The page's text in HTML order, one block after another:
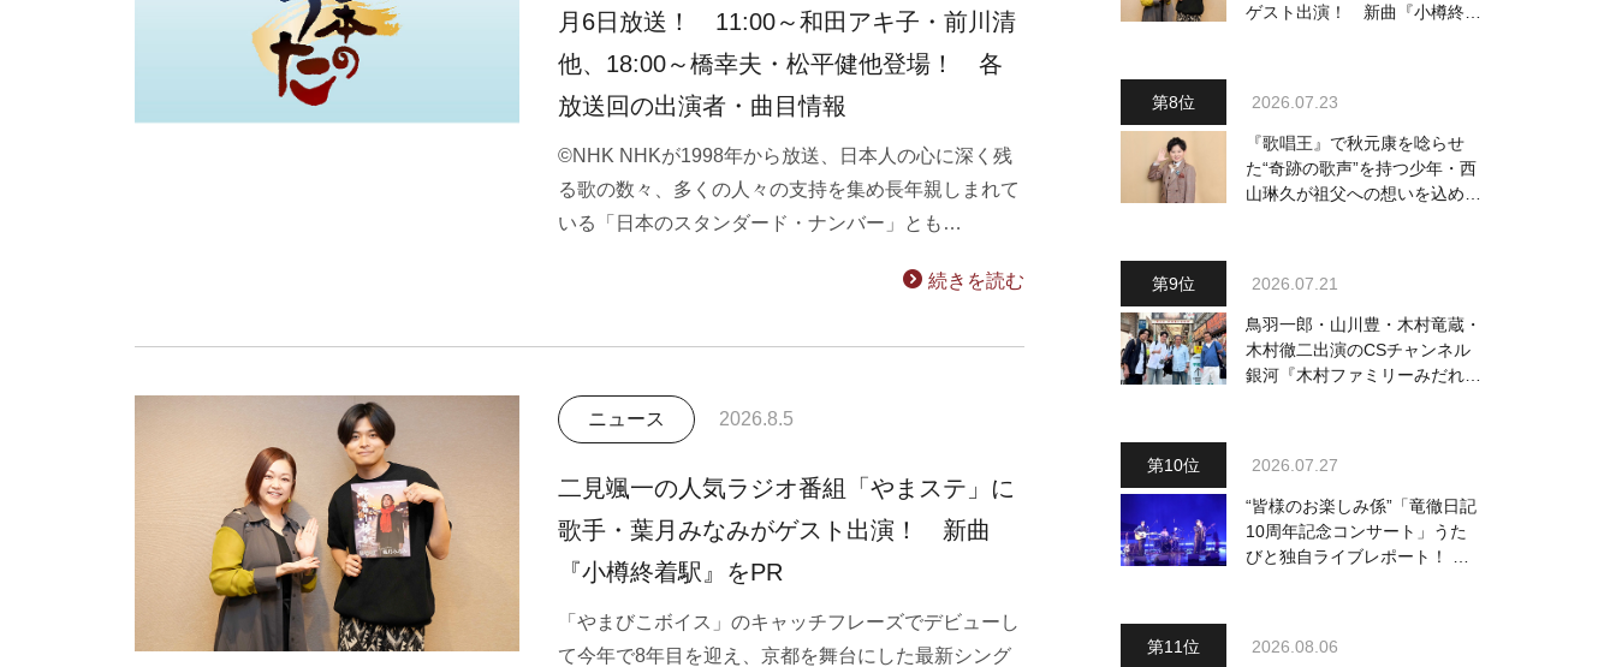
月6日放送！ 11:00～和田アキ子・前川清
他、18:00～橋幸夫・松平健他登場！ 各
放送回の出演者・曲目情報
©NHK NHKが1998年から放送、日本人の心に深く残
る歌の数々、多くの人々の支持を集め長年親しまれて
いる「日本のスタンダード・ナンバー」とも…
続きを読む
ニュース 2026.8.5
二見颯一の人気ラジオ番組「やまステ」に
歌手・葉月みなみがゲスト出演！ 新曲
『小樽終着駅』をPR
「やまびこボイス」のキャッチフレーズでデビューし
て今年で8年目を迎え、京都を舞台にした最新シング
ゲスト出演！ 新曲『小樽終着
2026.07.23
『歌唱王』で秋元康を唸らせ
た“奇跡の歌声”を持つ少年・西
山琳久が祖父への想いを込めた
いちゃんとの絆を歌った曲を聴
いてください！」
2026.07.21
鳥羽一郎・山川豊・木村竜蔵・
木村徹二出演のCSチャンネル
銀河『木村ファミリーみだれ旅
2026.07.27
“皆様のお楽しみ係”「竜徹日記
10周年記念コンサート」うた
びと独自ライブレポート！ 即
2026.08.06